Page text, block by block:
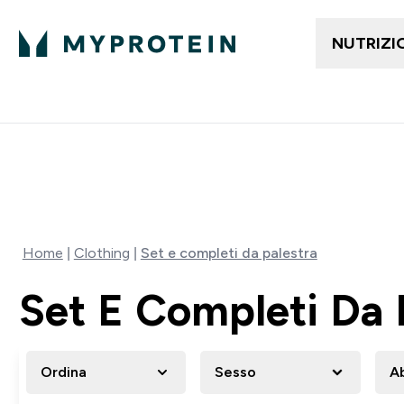
Home Clothing Set e completi da palestra
Set E Completi Da
Ordina Sesso